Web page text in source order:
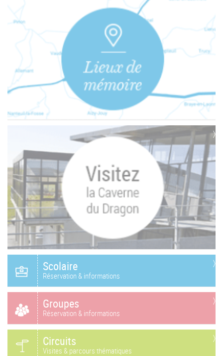
Scolaire
Réservation & informations
Groupes
Réservation & informations
Circuits
Visites & parcours thématiques